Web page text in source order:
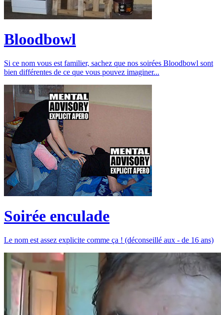
Bloodbowl
Si ce nom vous est familier, sachez que nos soirées Bloodbowl sont
bien différentes de ce que vous pouvez imaginer...
Soirée enculade
Le nom est assez explicite comme ça ! (déconseillé aux - de 16 ans)